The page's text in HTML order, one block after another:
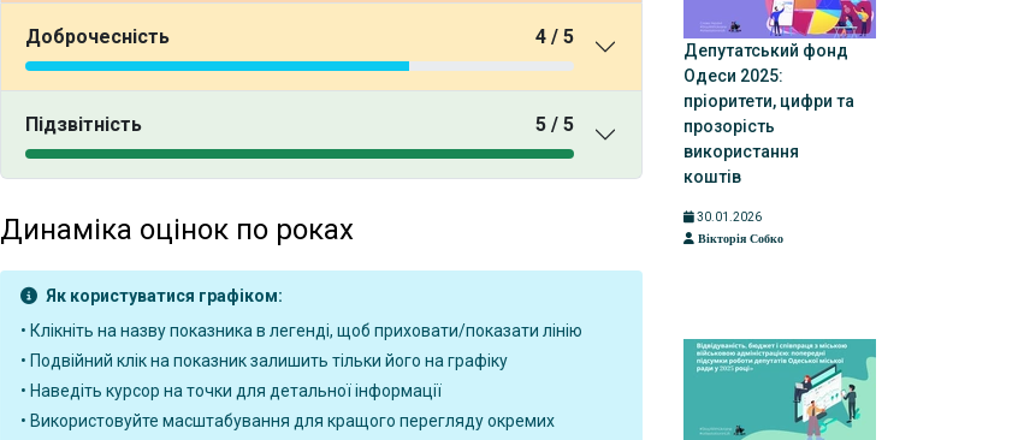
Доброчесність 4 / 5
Підзвітність 5 / 5
Динаміка оцінок по роках
Як користуватися графіком:
• Клікніть на назву показника в легенді, щоб приховати/показати лінію
• Подвійний клік на показник залишить тільки його на графіку
• Наведіть курсор на точки для детальної інформації
• Використовуйте масштабування для кращого перегляду окремих
Депутатський фонд
Одеси 2025:
пріоритети, цифри та
прозорість
використання
коштів
30.01.2026
Вікторія Собко